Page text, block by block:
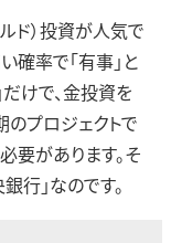
ド）投資が人気で
確率で「有事」と
だけで、金投資を
プロジェクトで
要があります。そ
行」なのです。